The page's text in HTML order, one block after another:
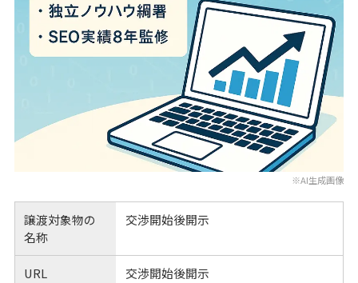
※AI生成画像
譲渡対象物の
名称
交渉開始後開示
URL 交渉開始後開示